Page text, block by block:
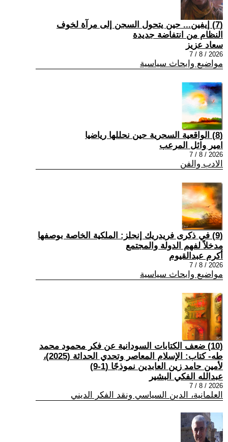
(7) إيفين... حين يتحول السجن إلى مرآة لخوف
النظام من انتفاضة جديدة
سعاد عزيز
2026 / 8 / 7
مواضيع وابحاث سياسية
(8) الواقعية السحرية حين نحللها رياضيا
امير وائل المرعب
2026 / 8 / 7
الادب والفن
(9) في ذكرى فريدريك إنجلز: الملكية الخاصة بوصفها
مدخلاً لفهم الدولة والمجتمع
أكرم عبدالقيوم
2026 / 8 / 7
مواضيع وابحاث سياسية
(10) ضعف الكتابات السودانية عن فكر محمود محمد
طه- كتاب: الإسلام المعاصر وتحدي الحداثة (2025)،
لأمين حامد زين العابدين نموذجًا (1-9)
عبدالله الفكي البشير
2026 / 8 / 7
العلمانية، الدين السياسي ونقد الفكر الديني